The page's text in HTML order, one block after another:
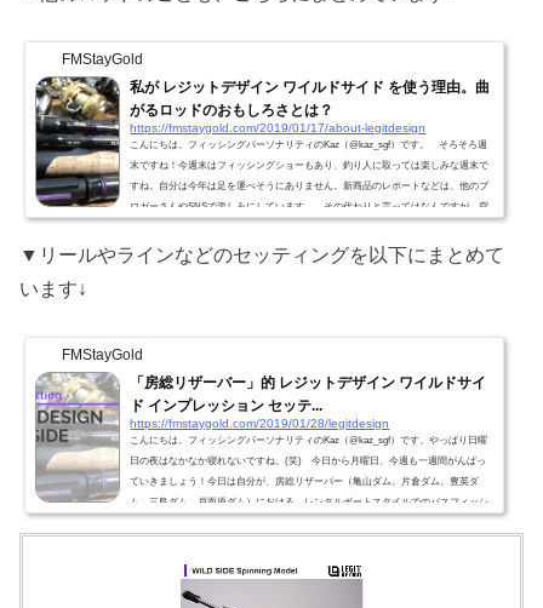
FMStayGold
私が レジットデザイン ワイルドサイド を使う理由。曲
がるロッドのおもしろさとは？
https://fmstaygold.com/2019/01/17/about-legitdesign
こんにちは。フィッシングパーソナリティのKaz（@kaz_sgf）です。 そろそろ週
末ですね！今週末はフィッシングショーもあり、釣り人に取っては楽しみな週末で
すね。自分は今年は足を運べそうにありません。新商品のレポートなどは、他のブ
ロガーさんやSNSで楽しみにしています。 その代わりと言ってはなんですが、空
ですが、実際のフィールドの様子や、自分が使ってみてのタックルのフィーリング
やインプレッションを大事に出来ればと思っています。とは...
▼リールやラインなどのセッティングを以下にまとめて
います↓
FMStayGold
「房総リザーバー」的 レジットデザイン ワイルドサイ
ド インプレッション セッテ...
https://fmstaygold.com/2019/01/28/legitdesign
こんにちは。フィッシングパーソナリティのKaz（@kaz_sgf）です。やっぱり日曜
日の夜はなかなか寝れないですね。(笑) 今日から月曜日、今週も一週間がんばっ
ていきましょう！今日は自分が、房総リザーバー（亀山ダム、片倉ダム、豊英ダ
ム、三島ダム、戸面原ダム）における、レンタルボートスタイルでのバスフィッシ
ジットデザインを使う理由はこちら↓今日はレジットデザイン ワイ...